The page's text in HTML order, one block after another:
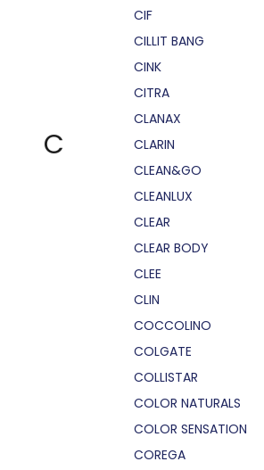
C
CIF
CILLIT BANG
CINK
CITRA
CLANAX
CLARIN
CLEAN&GO
CLEANLUX
CLEAR
CLEAR BODY
CLEE
CLIN
COCCOLINO
COLGATE
COLLISTAR
COLOR NATURALS
COLOR SENSATION
COREGA